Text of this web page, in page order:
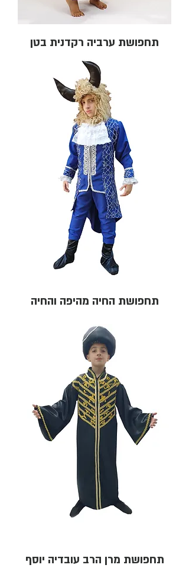
תחפושת ערביה רקדנית בטן
תחפושת החיה מהיפה והחיה
תחפושת מרן הרב עובדיה יוסף